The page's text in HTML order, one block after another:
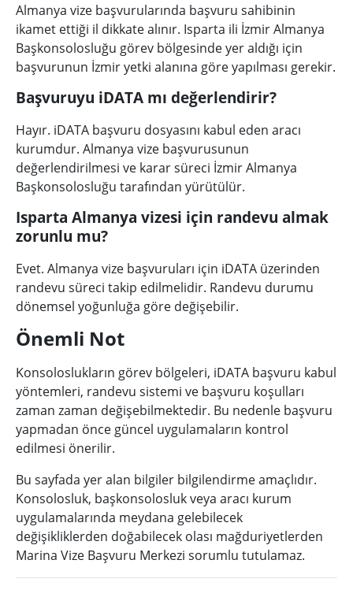
Almanya vize başvurularında başvuru sahibinin
ikamet ettiği il dikkate alınır. Isparta ili İzmir Almanya
Başkonsolosluğu görev bölgesinde yer aldığı için
başvurunun İzmir yetki alanına göre yapılması gerekir.
Başvuruyu iDATA mı değerlendirir?
Hayır. iDATA başvuru dosyasını kabul eden aracı
kurumdur. Almanya vize başvurusunun
değerlendirilmesi ve karar süreci İzmir Almanya
Başkonsolosluğu tarafından yürütülür.
Isparta Almanya vizesi için randevu almak
zorunlu mu?
Evet. Almanya vize başvuruları için iDATA üzerinden
randevu süreci takip edilmelidir. Randevu durumu
dönemsel yoğunluğa göre değişebilir.
Önemli Not
Konsoloslukların görev bölgeleri, iDATA başvuru kabul
yöntemleri, randevu sistemi ve başvuru koşulları
zaman zaman değişebilmektedir. Bu nedenle başvuru
yapmadan önce güncel uygulamaların kontrol
edilmesi önerilir.
Bu sayfada yer alan bilgiler bilgilendirme amaçlıdır.
Konsolosluk, başkonsolosluk veya aracı kurum
uygulamalarında meydana gelebilecek
değişikliklerden doğabilecek olası mağduriyetlerden
Marina Vize Başvuru Merkezi sorumlu tutulamaz.